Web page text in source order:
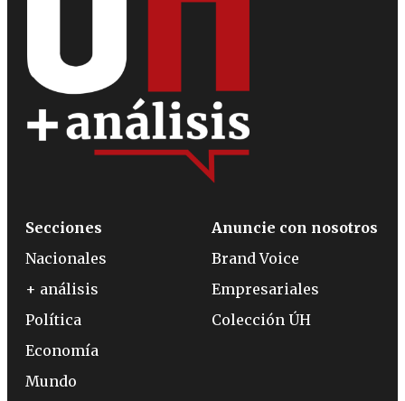
Secciones
Nacionales
+ análisis
Política
Economía
Mundo
Anuncie con nosotros
Brand Voice
Empresariales
Colección ÚH